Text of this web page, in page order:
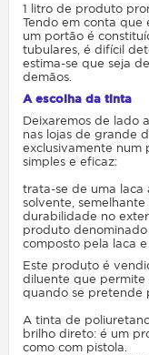
1 litro de produto
Tendo em conta que
um portão é
tubulares, é difícil
estima-se que seja
demãos.
A escolha da tinta
Deixaremos de lado
nas lojas de grande
exclusivamente num
simples e eficaz:
trata-se de uma laca
solvente,
durabilidade no
produto
composto pela laca
Este produto é
diluente que permite
quando se pretende
A tinta de
brilho direto: é um
como com pistola.